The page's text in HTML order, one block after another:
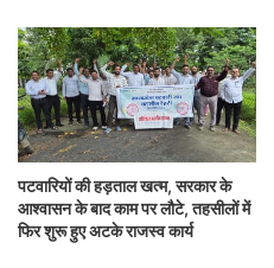
पटवारियों की हड़ताल खत्म, सरकार के
आश्वासन के बाद काम पर लौटे, तहसीलों में
फिर शुरू हुए अटके राजस्व कार्य